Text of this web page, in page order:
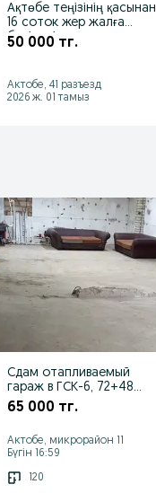
Ақтөбе теңізінің қасынан
16 соток жер жалға
беріледі.
50 000 тг.
Актобе, 41 разъезд
2026 ж. 01 тамыз
Сдам отапливаемый
гараж в ГСК-6, 72+48
кв.м.
65 000 тг.
Актобе, микрорайон 11
Бүгін 16:59
120